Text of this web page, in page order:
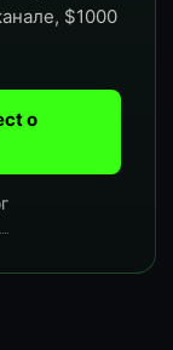
$1000
о